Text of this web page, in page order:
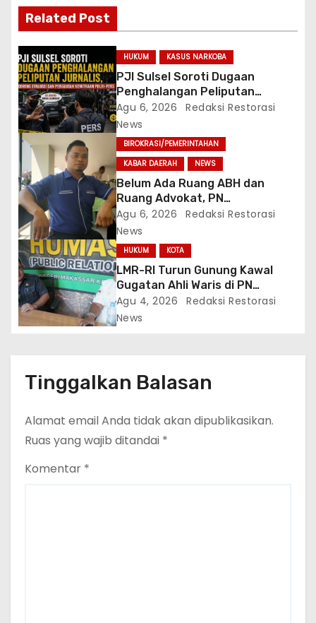
p
o
s
Related Post
HUKUM KASUS NARKOBA
PJI Sulsel Soroti Dugaan
Penghalangan Peliputan
Jurnalis, Dorong Evaluasi dan
Penguatan Kemitraan Polri-
Pers
Agu 6, 2026
Redaksi Restorasi
News
BIROKRASI/PEMERINTAHAN
KABAR DAERAH
NEWS
Belum Ada Ruang ABH dan
Ruang Advokat, PN
Sungguminasa Diminta Benahi
Pelayanan Publik
Agu 6, 2026
Redaksi Restorasi
News
HUKUM KOTA
LMR-RI Turun Gunung Kawal
Gugatan Ahli Waris di PN
Makassar, Humas Buka Tahapan
Persidangan
Agu 4, 2026
Redaksi Restorasi
News
Tinggalkan Balasan
Alamat email Anda tidak akan dipublikasikan.
Ruas yang wajib ditandai *
Komentar *